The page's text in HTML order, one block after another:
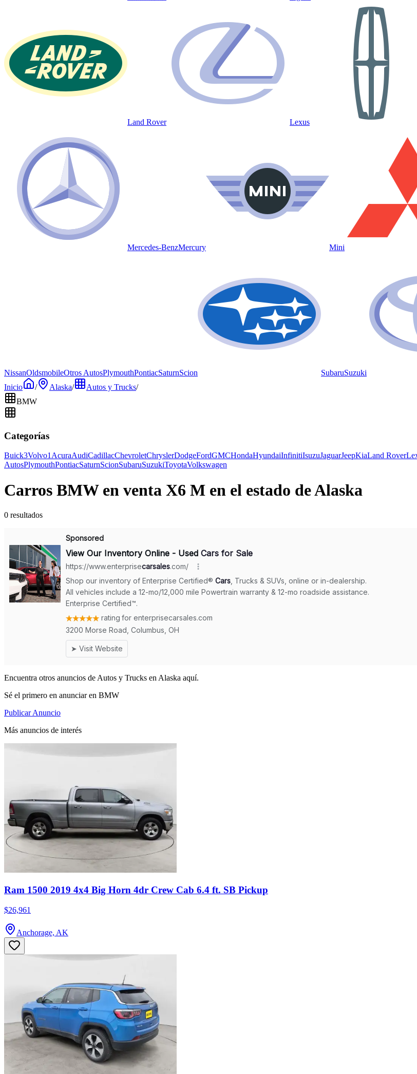
Land Rover Lexus
Mercedes-BenzMercury Mini
NissanOldsmobileOtros AutosPlymouthPontiacSaturnScion SubaruSuzuki
Inicio
/ Alaska/ Autos y Trucks/
BMW
Categorías
Buick3Volvo1AcuraAudiCadillacChevroletChryslerDodgeFordGMCHondaHyundaiInfinitiIsuzuJaguarJeepKiaLand Rover
AutosPlymouthPontiacSaturnScionSubaruSuzukiToyotaVolkswagen
Carros BMW en venta X6 M en el estado de Alaska
0 resultados
Encuentra otros anuncios de Autos y Trucks en Alaska aquí.
Sé el primero en anunciar en BMW
Publicar Anuncio
Más anuncios de interés
Ram 1500 2019 4x4 Big Horn 4dr Crew Cab 6.4 ft. SB Pickup
$26,961
Anchorage, AK